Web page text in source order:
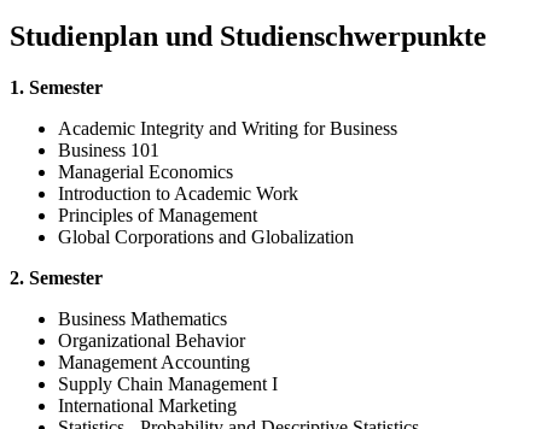
Studienplan und Studienschwerpunkte
1. Semester
Academic Integrity and Writing for Business
Business 101
Managerial Economics
Introduction to Academic Work
Principles of Management
Global Corporations and Globalization
2. Semester
Business Mathematics
Organizational Behavior
Management Accounting
Supply Chain Management I
International Marketing